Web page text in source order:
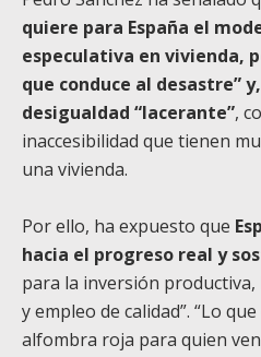
quiere para España el
especulativa en vivienda,
que conduce al desastre”
desigualdad “lacerante”,
inaccesibilidad que tienen
una vivienda.
Por ello, ha expuesto que
hacia el progreso real y
para la inversión
y empleo de calidad”. “Lo
alfombra roja para quien